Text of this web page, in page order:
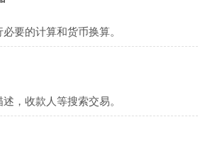
要的计算和货币换算。
，收款人等搜索交易。